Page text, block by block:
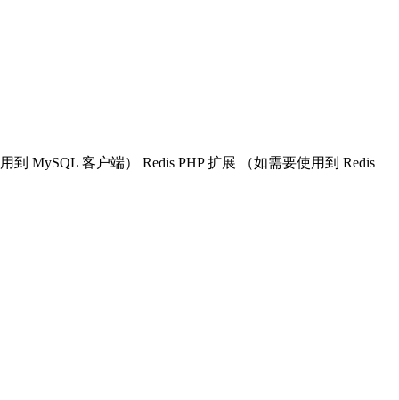
到 MySQL 客户端） Redis PHP 扩展 （如需要使用到 Redis